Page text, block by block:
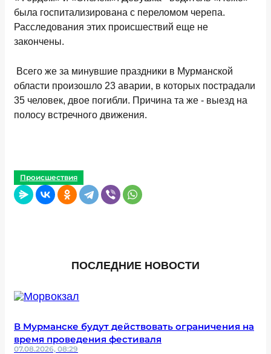
была госпитализирована с переломом черепа.
Расследования этих происшествий еще не
закончены.
Всего же за минувшие праздники в Мурманской
области произошло 23 аварии, в которых пострадали
35 человек, двое погибли. Причина та же - выезд на
полосу встречного движения.
Происшествия
ПОСЛЕДНИЕ НОВОСТИ
В Мурманске будут действовать ограничения на
время проведения фестиваля
07.08.2026, 08:29